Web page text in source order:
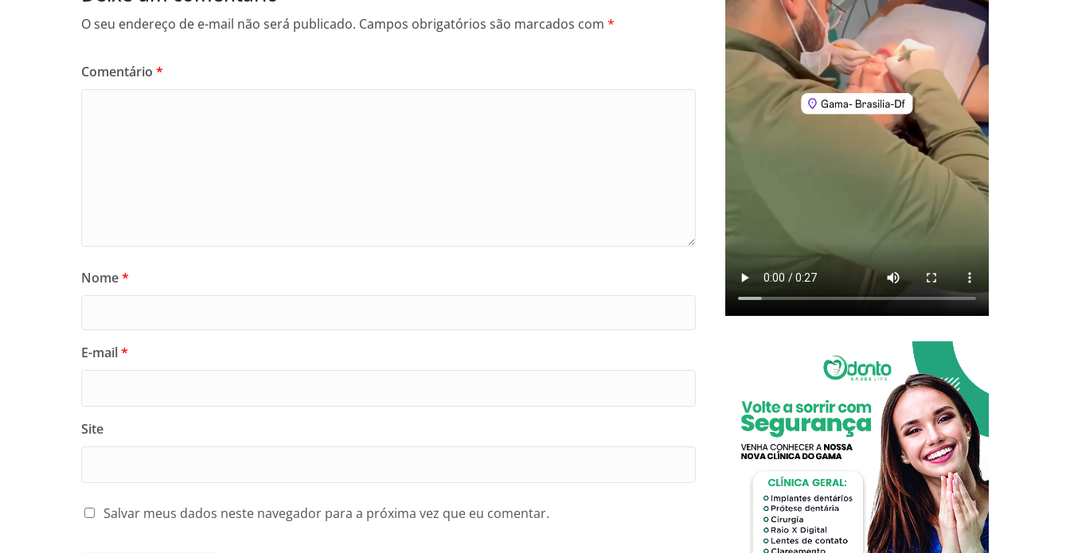
O seu endereço de e-mail não será publicado. Campos obrigatórios são marcados com *
Comentário *
Nome*
E-mail*
Site
Salvar meus dados neste navegador para a próxima vez que eu comentar.